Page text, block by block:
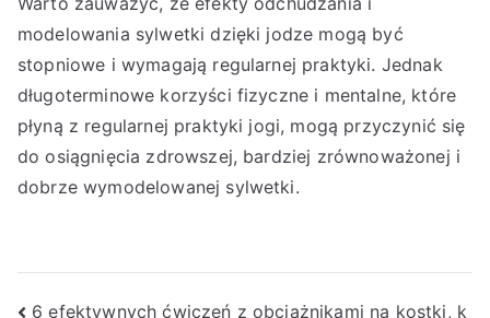
modelowania sylwetki dzięki jodze mogą być
stopniowe i wymagają regularnej praktyki. Jednak
długoterminowe korzyści fizyczne i mentalne, które
płyną z regularnej praktyki jogi, mogą przyczynić się
do osiągnięcia zdrowszej, bardziej zrównoważonej i
dobrze wymodelowanej sylwetki.
6 efektywnych ćwiczeń z obciążnikami na kostki, k